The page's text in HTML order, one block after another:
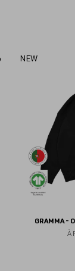
Ajouter
NEW
GRAMMA -
À